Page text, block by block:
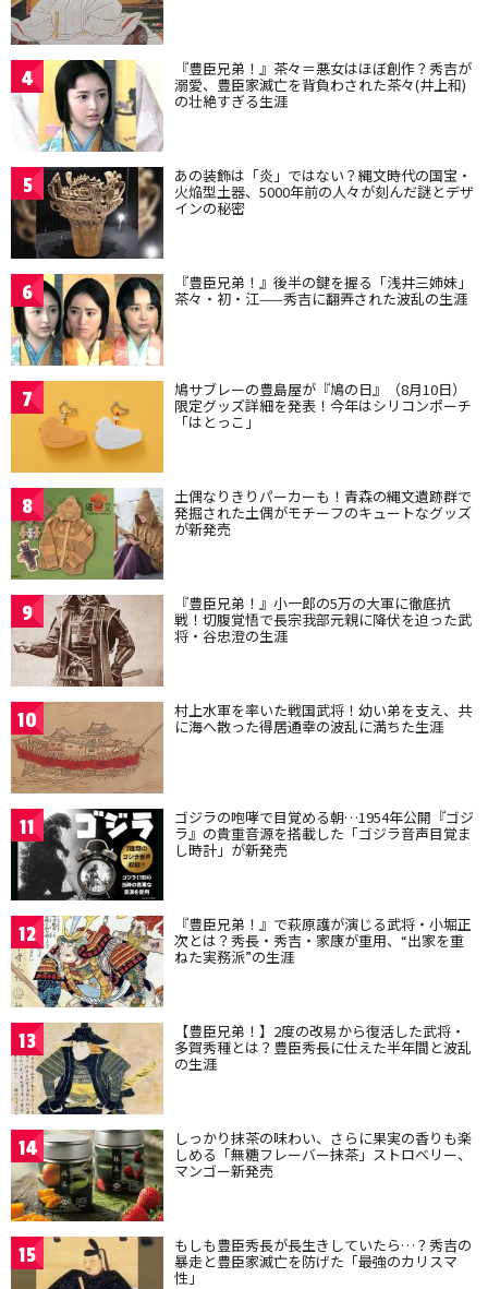
4 『豊臣兄弟！』茶々＝悪女はほぼ創作？秀吉が
溺愛、豊臣家滅亡を背負わされた茶々(井上和)
の壮絶すぎる生涯
5 あの装飾は「炎」ではない？縄文時代の国宝・
火焔型土器、5000年前の人々が刻んだ謎とデザ
インの秘密
6 『豊臣兄弟！』後半の鍵を握る「浅井三姉妹」
茶々・初・江——秀吉に翻弄された波乱の生涯
7 鳩サブレーの豊島屋が『鳩の日』（8月10日）
限定グッズ詳細を発表！今年はシリコンポーチ
「はとっこ」
8 土偶なりきりパーカーも！青森の縄文遺跡群で
発掘された土偶がモチーフのキュートなグッズ
が新発売
9 『豊臣兄弟！』小一郎の5万の大軍に徹底抗
戦！切腹覚悟で長宗我部元親に降伏を迫った武
将・谷忠澄の生涯
10 村上水軍を率いた戦国武将！幼い弟を支え、共
に海へ散った得居通幸の波乱に満ちた生涯
11 ゴジラの咆哮で目覚める朝…1954年公開『ゴジ
ラ』の貴重音源を搭載した「ゴジラ音声目覚ま
し時計」が新発売
12 『豊臣兄弟！』で萩原護が演じる武将・小堀正
次とは？秀長・秀吉・家康が重用、“出家を重
ねた実務派”の生涯
13 【豊臣兄弟！】2度の改易から復活した武将・
多賀秀種とは？豊臣秀長に仕えた半年間と波乱
の生涯
14 しっかり抹茶の味わい、さらに果実の香りも楽
しめる「無糖フレーバー抹茶」ストロベリー、
マンゴー新発売
15 もしも豊臣秀長が長生きしていたら…？秀吉の
暴走と豊臣家滅亡を防げた「最強のカリスマ
性」